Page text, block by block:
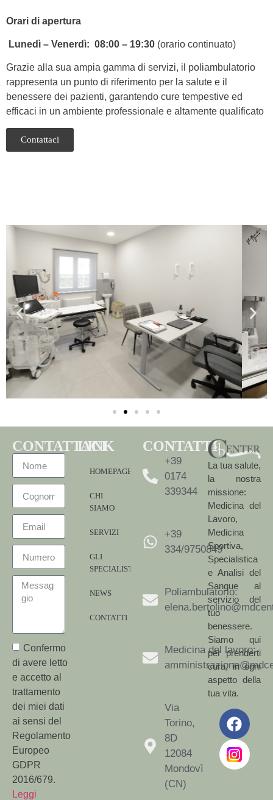
Orari di apertura
Lunedì – Venerdì: 08:00 – 19:30 (orario continuato)
Grazie alla sua ampia gamma di servizi, il poliambulatorio
rappresenta un punto di riferimento per la salute e il
benessere dei pazienti, garantendo cure tempestive ed
efficaci in un ambiente professionale e altamente qualificato
Contattaci
CONTATTACI
Confermo
di avere letto
e accetto al
trattamento
dei miei dati
ai sensi del
Regolamento
Europeo
GDPR
2016/679.
Leggi
LINK
HOMEPAGE
CHI
SIAMO
SERVIZI
GLI
SPECIALISTI
NEWS
CONTATTI
CONTATTI
+39
0174
339344
+39
334/9750849
Poliambulatorio:
Medicina del lavoro:
Via
Torino,
8D
12084
Mondovì
(CN)
La tua salute,
la nostra
missione:
Medicina del
Lavoro,
Medicina
Sportiva,
Specialistica
e Analisi del
Sangue al
servizio del
tuo
benessere.
Siamo qui
per prenderti
cura, in ogni
aspetto della
tua vita.